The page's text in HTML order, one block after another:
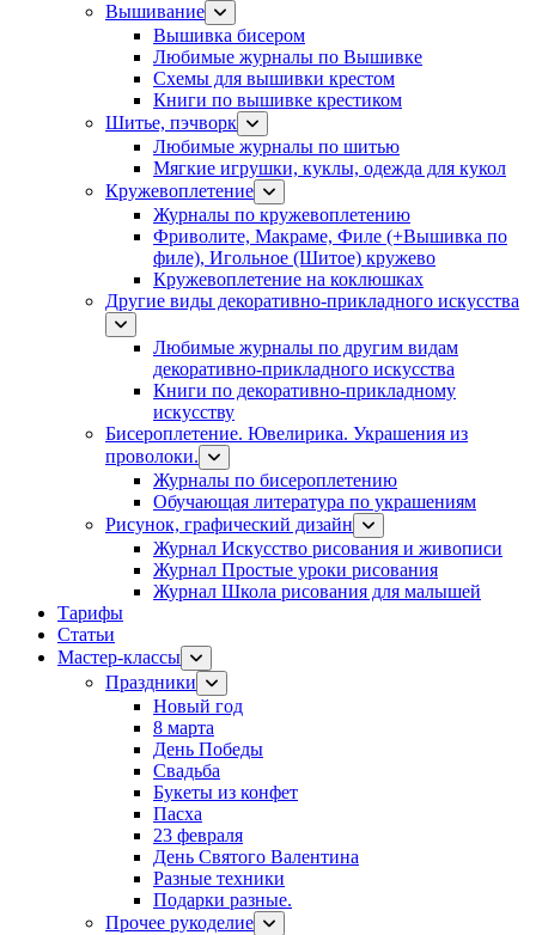
Вышивание
Вышивка бисером
Любимые журналы по Вышивке
Схемы для вышивки крестом
Книги по вышивке крестиком
Шитье, пэчворк
Любимые журналы по шитью
Мягкие игрушки, куклы, одежда для кукол
Кружевоплетение
Журналы по кружевоплетению
Фриволите, Макраме, Филе (+Вышивка по
филе), Игольное (Шитое) кружево
Кружевоплетение на коклюшках
Другие виды декоративно-прикладного искусства
Любимые журналы по другим видам
декоративно-прикладного искусства
Книги по декоративно-прикладному
искусству
Бисероплетение. Ювелирика. Украшения из
проволоки.
Журналы по бисероплетению
Обучающая литература по украшениям
Рисунок, графический дизайн
Журнал Искусство рисования и живописи
Журнал Простые уроки рисования
Журнал Школа рисования для малышей
Тарифы
Статьи
Мастер-классы
Праздники
Новый год
8 марта
День Победы
Свадьба
Букеты из конфет
Пасха
23 февраля
День Святого Валентина
Разные техники
Подарки разные.
Прочее рукоделие